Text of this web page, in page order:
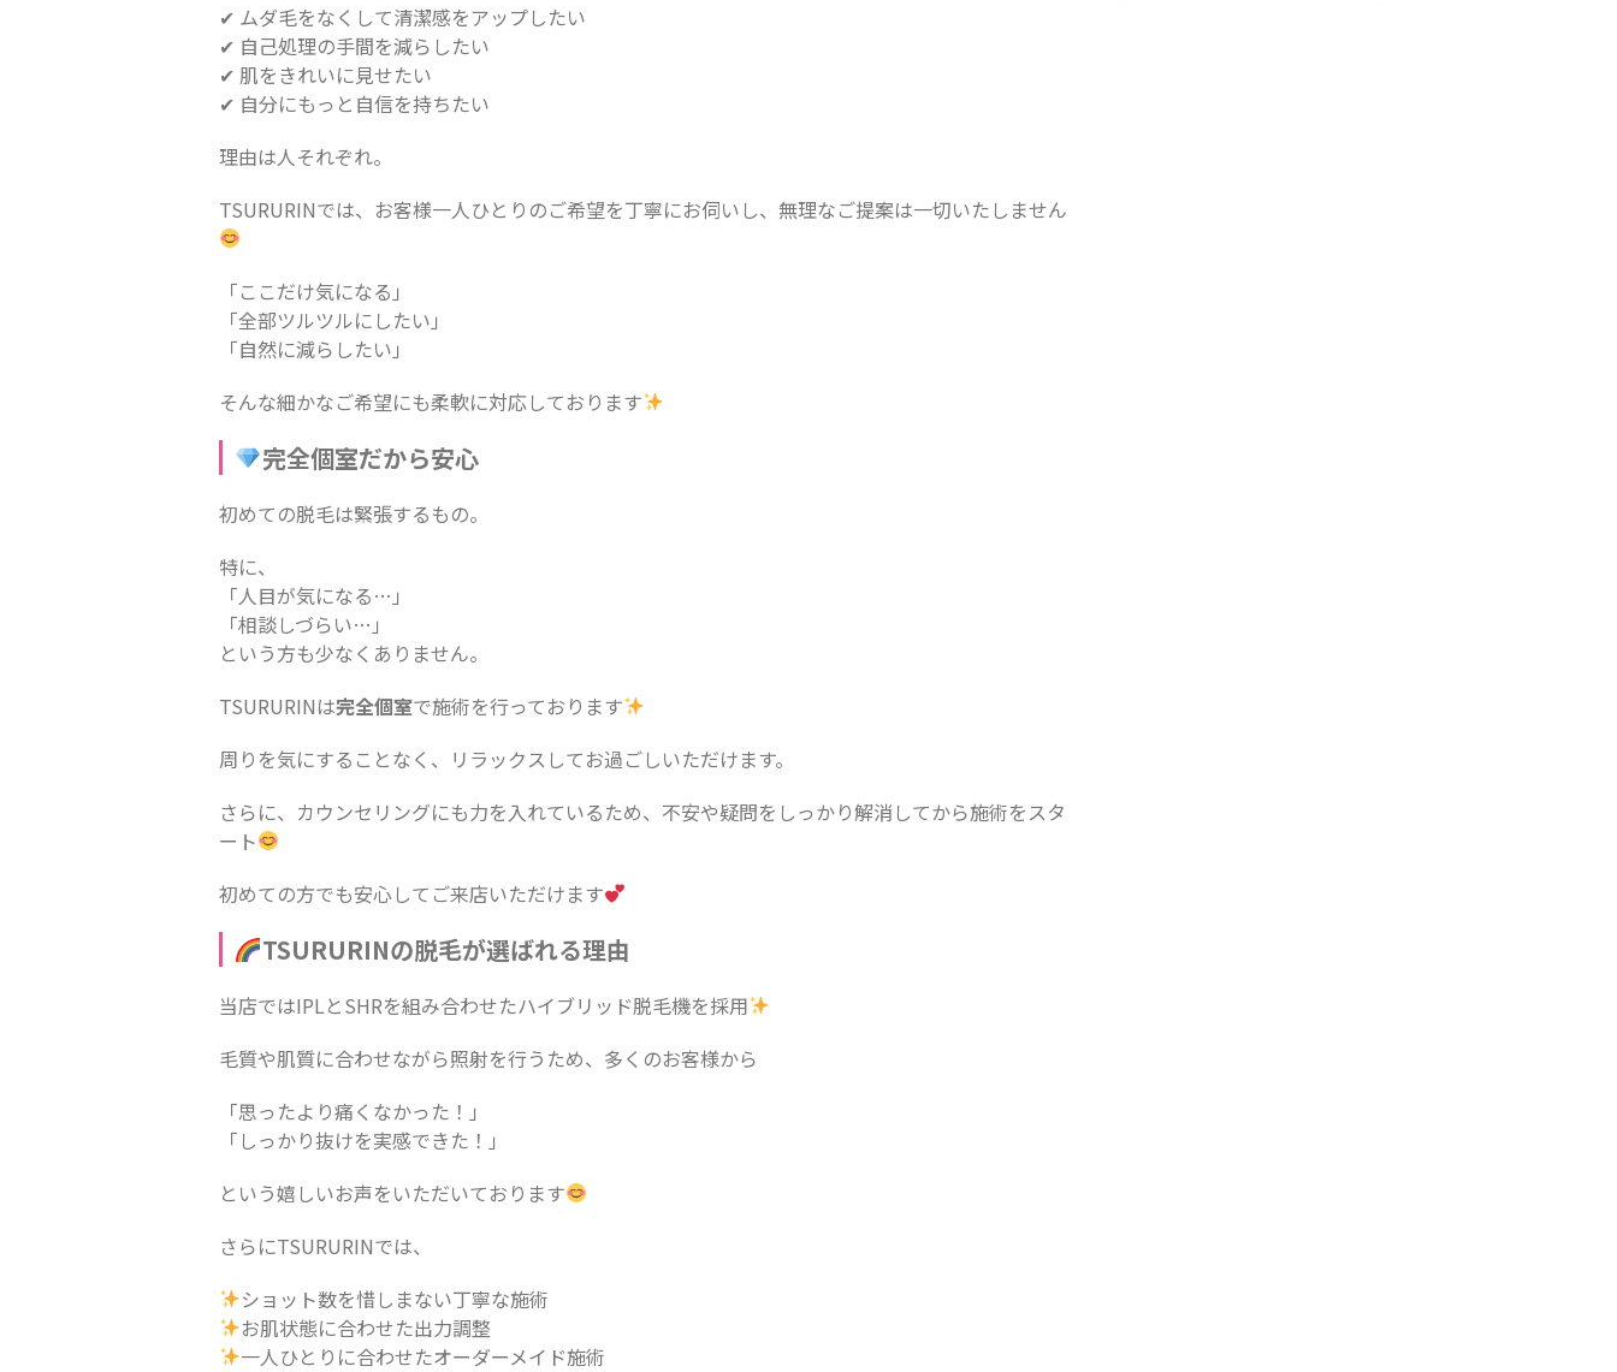
✔ ムダ毛をなくして清潔感をアップしたい
✔ 自己処理の手間を減らしたい
✔ 肌をきれいに見せたい
✔ 自分にもっと自信を持ちたい
理由は人それぞれ。
TSURURINでは、お客様一人ひとりのご希望を丁寧にお伺いし、無理なご提案は一切いたしません
「ここだけ気になる」
「全部ツルツルにしたい」
「自然に減らしたい」
そんな細かなご希望にも柔軟に対応しております
完全個室だから安心
初めての脱毛は緊張するもの。
特に、
「人目が気になる…」
「相談しづらい…」
という方も少なくありません。
TSURURINは完全個室で施術を行っております
周りを気にすることなく、リラックスしてお過ごしいただけます。
さらに、カウンセリングにも力を入れているため、不安や疑問をしっかり解消してから施術をスタ
ート
初めての方でも安心してご来店いただけます
TSURURINの脱毛が選ばれる理由
当店ではIPLとSHRを組み合わせたハイブリッド脱毛機を採用
毛質や肌質に合わせながら照射を行うため、多くのお客様から
「思ったより痛くなかった！」
「しっかり抜けを実感できた！」
という嬉しいお声をいただいております
さらにTSURURINでは、
ショット数を惜しまない丁寧な施術
お肌状態に合わせた出力調整
一人ひとりに合わせたオーダーメイド施術